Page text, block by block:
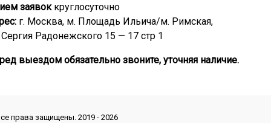
заявоккруглосуточно
г. Москва, м. Площадь Ильича/м. Римская,
Сергия Радонежского 15 — 17 стр 1
выездом обязательно звоните, уточняя наличие.
права защищены. 2019 - 2026